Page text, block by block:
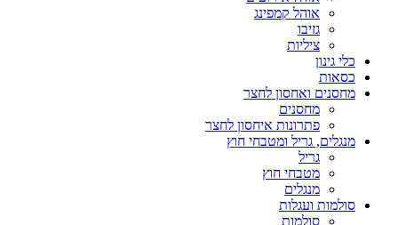
אוהל קמפינג
גזיבו
ציליות
כלי גינון
כסאות
מחסנים ואחסון לחצר
מחסנים
פתרונות איחסון לחצר
מנגלים, גריל ומטבחי חוץ
גריל
מטבחי חוץ
מנגלים
סולמות ועגלות
סולמות